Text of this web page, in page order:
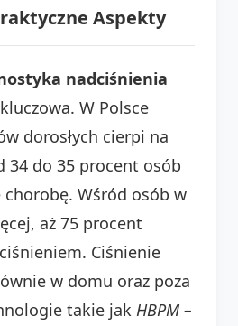
Aspekty
nadciśnienia
W Polsce
dorosłych cierpi na
34 do 35 procent osób
chorobę. Wśród osób w
aż 75 procent
Ciśnienie
w domu oraz poza
takie jak HBPM –